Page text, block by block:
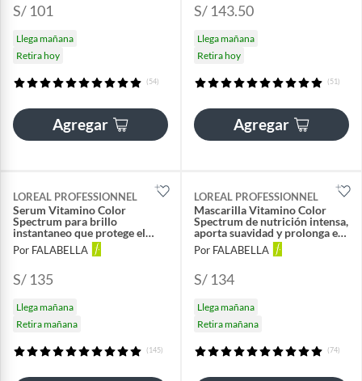
S/ 101
Llega mañana
Retira hoy
(54)
Agregar
S/ 143.50
Llega mañana
Retira hoy
(51)
Agregar
LOREAL PROFESSIONNEL
Serum Vitamino Color
Spectrum para brillo
instantaneo que protege el
color 50ml
Por FALABELLA
S/ 135
Llega mañana
Retira mañana
(145)
LOREAL PROFESSIONNEL
Mascarilla Vitamino Color
Spectrum de nutrición intensa,
aporta suavidad y prolonga el
color 250ml
Por FALABELLA
S/ 134
Llega mañana
Retira mañana
(74)